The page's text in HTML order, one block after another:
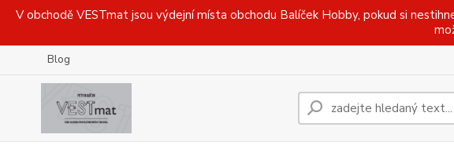
V obchodě VESTmat jsou výdejní místa obchodu Balíček Hobby, pokud si
Blog